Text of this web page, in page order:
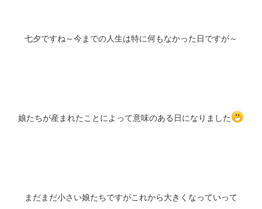
七夕ですね～今までの人生は特に何もなかった日ですが～
娘たちが産まれたことによって意味のある日になりました
まだまだ小さい娘たちですがこれから大きくなっていって